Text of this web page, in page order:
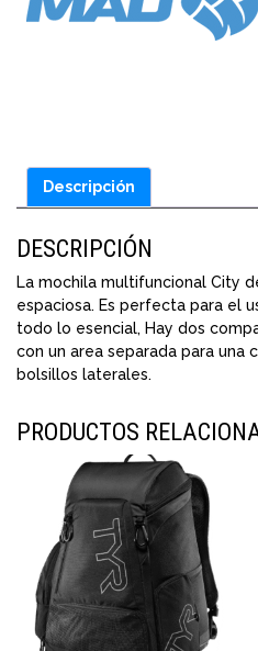
Descripción
DESCRIPCIÓN
La mochila multifuncional City
espaciosa. Es perfecta para el
todo lo esencial, Hay dos
con un area separada para
bolsillos laterales.
PRODUCTOS